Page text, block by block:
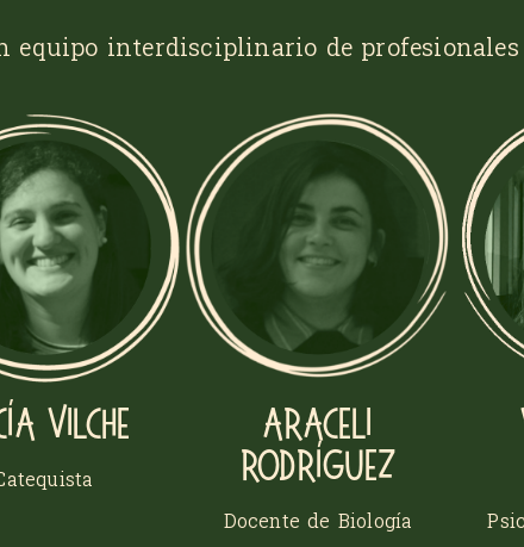
equipo interdisciplinario de
Vilche Araceli
Rodríguez
Docente de Biología